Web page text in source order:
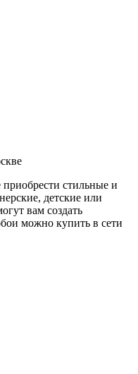
стильные и
детские или
вам создать
можно купить в сети